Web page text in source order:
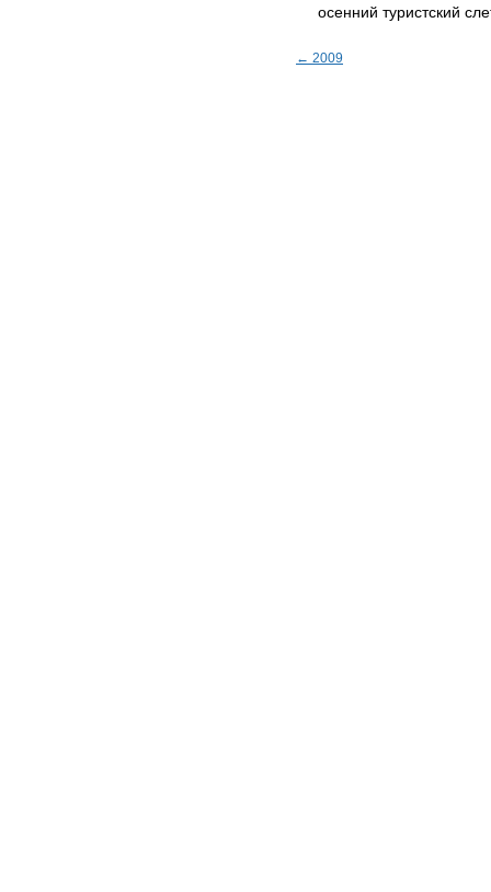
осенний туристский
← 2009